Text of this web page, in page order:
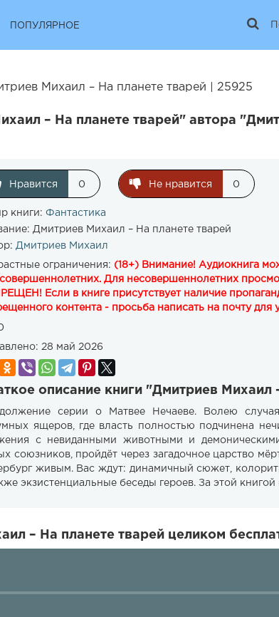
ПОПУЛЯРНОЕ
Михаил – На планете тварей | 25925
– На планете тварей" автора
Нравится 0 Не нравится 0
книги:Фантастика
Дмитриев Михаил – На планете тварей
Дмитриев Михаил
ограничения: (18+) Внимание! Аудиокнига
Для несовершеннолетних
Если в книге присутствует наличие
контента - просьба написать на почту для
28 май 2026
описание книги "Дмитриев Михаил
серии о Матвее Нечаеве. Волею
ящеров, где власть полностью подчинена
с невиданными животными и
союзников, пройдёт через загадочное царство
живым. Вас ждут: динамичный сюжет,
экзистенциальные беседы героев. За этой
– На планете тварей целиком